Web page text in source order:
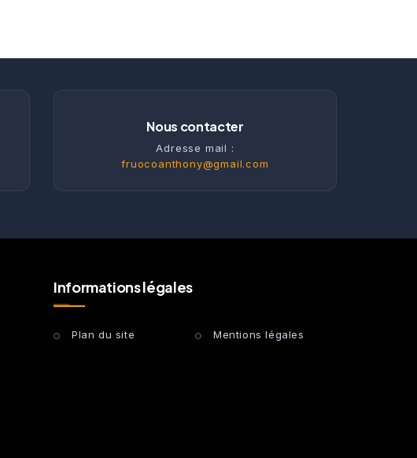
Nous contacter
Adresse mail :
fruocoanthony@gmail.com
Informations légales
Plan du site Mentions légales